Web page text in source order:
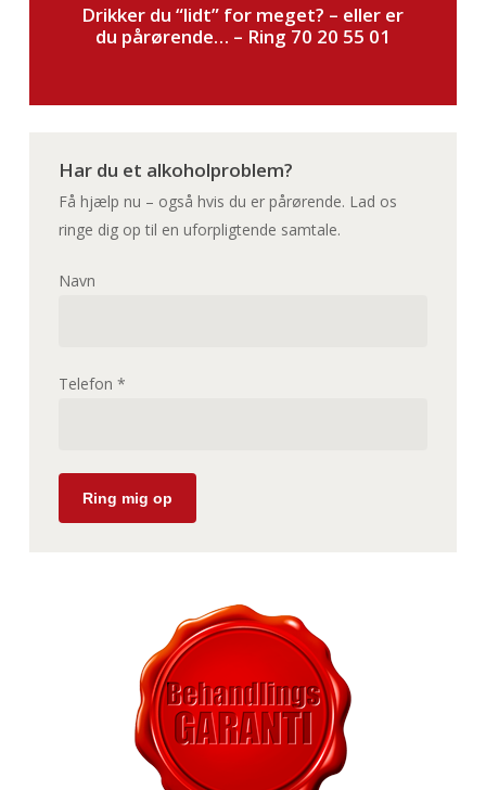
Drikker du “lidt” for meget? – eller er
du pårørende… – Ring 70 20 55 01
Har du et alkoholproblem?
Få hjælp nu – også hvis du er pårørende. Lad os
ringe dig op til en uforpligtende samtale.
Navn
Telefon *